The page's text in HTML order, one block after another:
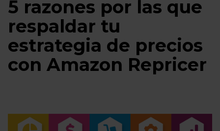
5 razones por las que
respaldar tu
estrategia de precios
con Amazon Repricer